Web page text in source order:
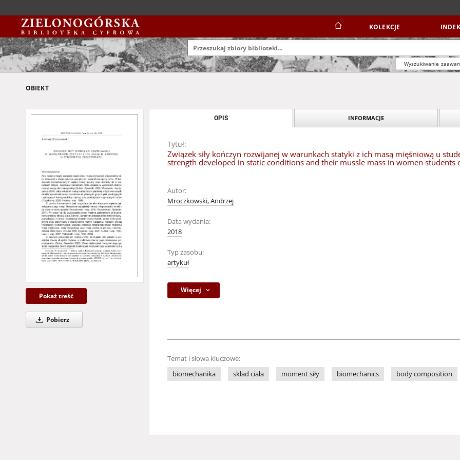
KOLEKCJE
Wyszukiwanie
OBIEKT
Pokaż treść
Pobierz
OPIS INFORMACJE
Tytuł:
Związek siły kończyn rozwijanej w warunkach statyki z ich masą mięśniową u
strength developed in static conditions and their mussle mass in women students
Autor:
Mroczkowski, Andrzej
Data wydania:
2018
Typ zasobu:
artykuł
Więcej
Temat i słowa kluczowe:
biomechanika
skład ciała moment siły biomechanics body composition